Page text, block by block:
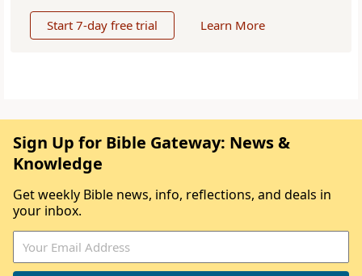
Start 7-day free trial Learn More
Sign Up for Bible Gateway: News &
Knowledge
Get weekly Bible news, info, reflections, and deals in
your inbox.